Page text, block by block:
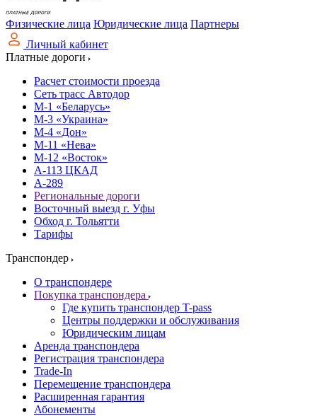
Физические лица Юридические лица Партнеры
Личный кабинет
Платные дороги
Расчет стоимости проезда
Сеть трасс Автодор
М-1 «Беларусь»
М-3 «Украина»
М-4 «Дон»
М-11 «Нева»
М-12 «Восток»
А-113 ЦКАД
А-289
Региональные дороги
Восточный выезд г. Уфы
Обход г. Тольятти
Тарифы
Транспондер
О транспондере
Покупка транспондера
Где купить транспондер T-pass
Центры поддержки и обслуживания
Юридическим лицам
Аренда транспондера
Регистрация транспондера
Trade-In
Перемещение транспондера
Расширенная гарантия
Абонементы